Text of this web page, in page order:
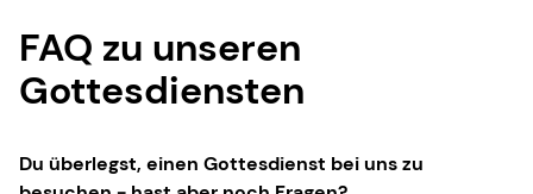
FAQ zu unseren
Gottesdiensten
Du überlegst, einen Gottesdienst bei uns zu